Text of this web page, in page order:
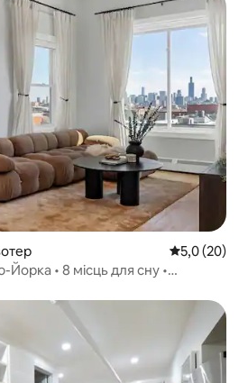
Середня
5,0 (20)
• 8 місць для сну •